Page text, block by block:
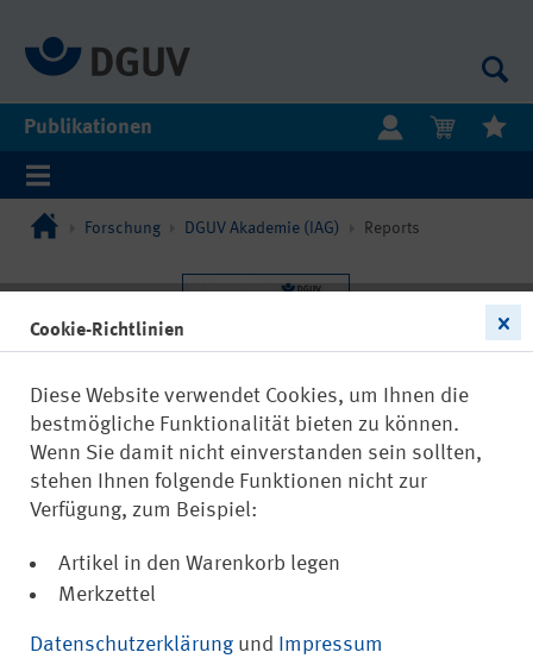
Publikationen
Forschung DGUV Akademie (IAG) Reports
Cookie-Richtlinien
Diese Website verwendet Cookies, um Ihnen die
bestmögliche Funktionalität bieten zu können.
Wenn Sie damit nicht einverstanden sein sollten,
stehen Ihnen folgende Funktionen nicht zur
Verfügung, zum Beispiel:
Artikel in den Warenkorb legen
Merkzettel
Datenschutzerklärung und Impressum